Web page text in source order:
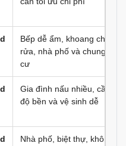
Bếp dễ ẩm, khoang chậu
rửa, nhà phố và chung
cư
Gia đình nấu nhiều, cần
độ bền và vệ sinh dễ
Nhà phố, biệt thự, không